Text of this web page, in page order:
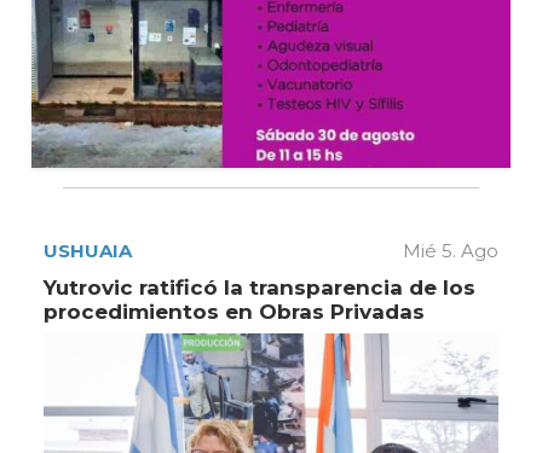
USHUAIA Mié 5. Ago
Yutrovic ratificó la transparencia de los
procedimientos en Obras Privadas